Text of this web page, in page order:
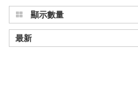
顯示數量
最新